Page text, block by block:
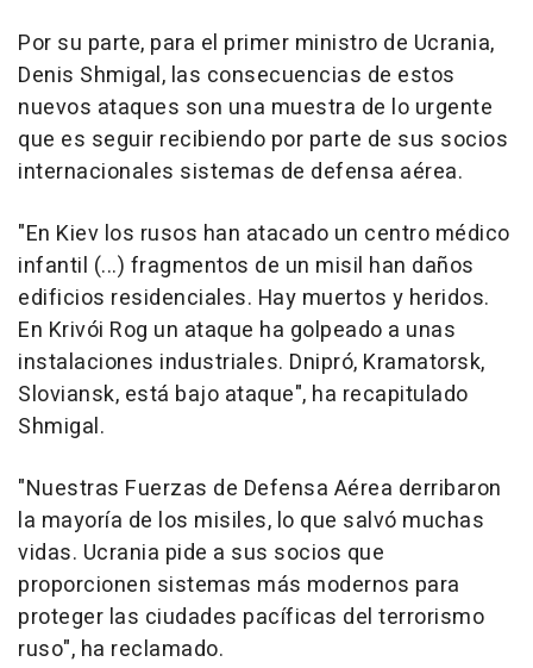
Por su parte, para el primer ministro de Ucrania,
Denis Shmigal, las consecuencias de estos
nuevos ataques son una muestra de lo urgente
que es seguir recibiendo por parte de sus socios
internacionales sistemas de defensa aérea.
"En Kiev los rusos han atacado un centro médico
infantil (...) fragmentos de un misil han daños
edificios residenciales. Hay muertos y heridos.
En Krivói Rog un ataque ha golpeado a unas
instalaciones industriales. Dnipró, Kramatorsk,
Sloviansk, está bajo ataque", ha recapitulado
Shmigal.
"Nuestras Fuerzas de Defensa Aérea derribaron
la mayoría de los misiles, lo que salvó muchas
vidas. Ucrania pide a sus socios que
proporcionen sistemas más modernos para
proteger las ciudades pacíficas del terrorismo
ruso", ha reclamado.